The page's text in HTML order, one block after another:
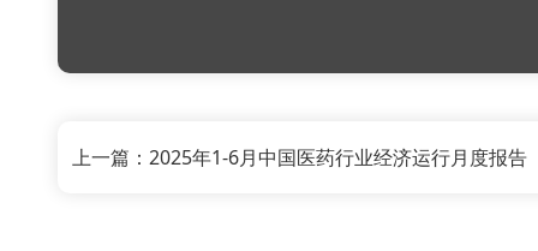
上一篇：2025年1-6月中国医药行业经济运行月度报告